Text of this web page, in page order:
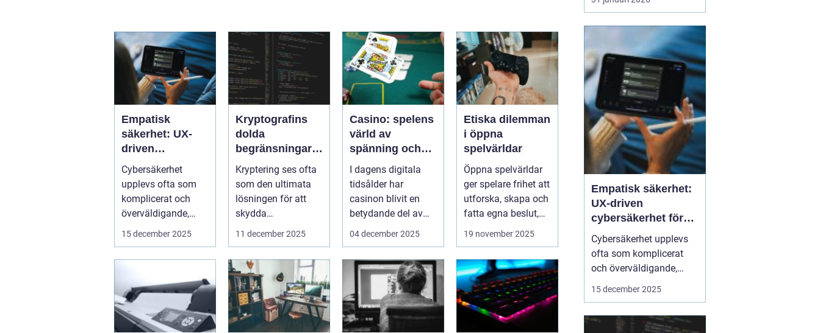
Empatisk
säkerhet: UX-
driven
cybersäkerhet
för icke-tekniska
användare
Cybersäkerhet
upplevs ofta som
komplicerat och
överväldigande,
särskilt för...
15 december 2025
Kryptografins
dolda
begränsningar:
När säker kod
kan missleda
företag
Kryptering ses ofta
som den ultimata
lösningen för att
skydda
företagsdata, men
11 december 2025
Casino: spelens
värld av
spänning och
underhållning
I dagens digitala
tidsålder har
casinon blivit en
betydande del av
onlineunderhållning
04 december 2025
Etiska dilemman
i öppna
spelvärldar
Öppna spelvärldar
ger spelare frihet att
utforska, skapa och
fatta egna beslut,
men med de...
19 november 2025
reparation förlänger
maskinen, ger stabil
prestanda och minskar
kostnaderna över tid.
Många förare upptäcker
först värdet av en bra
cylinder...
Empatisk säkerhet:
UX-driven
cybersäkerhet för
icke-tekniska
användare
Cybersäkerhet upplevs
ofta som komplicerat
och överväldigande,
särskilt för användare
säkerhetslösningar
15 december 2025